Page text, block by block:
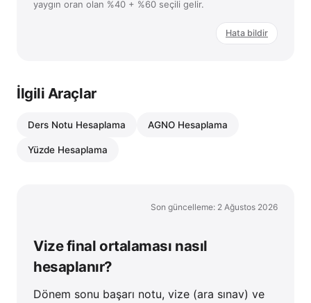
yaygın oran olan %40 + %60 seçili gelir.
Hata bildir
İlgili Araçlar
Ders Notu Hesaplama AGNO Hesaplama
Yüzde Hesaplama
Son güncelleme: 2 Ağustos 2026
Vize final ortalaması nasıl
hesaplanır?
Dönem sonu başarı notu, vize (ara sınav) ve